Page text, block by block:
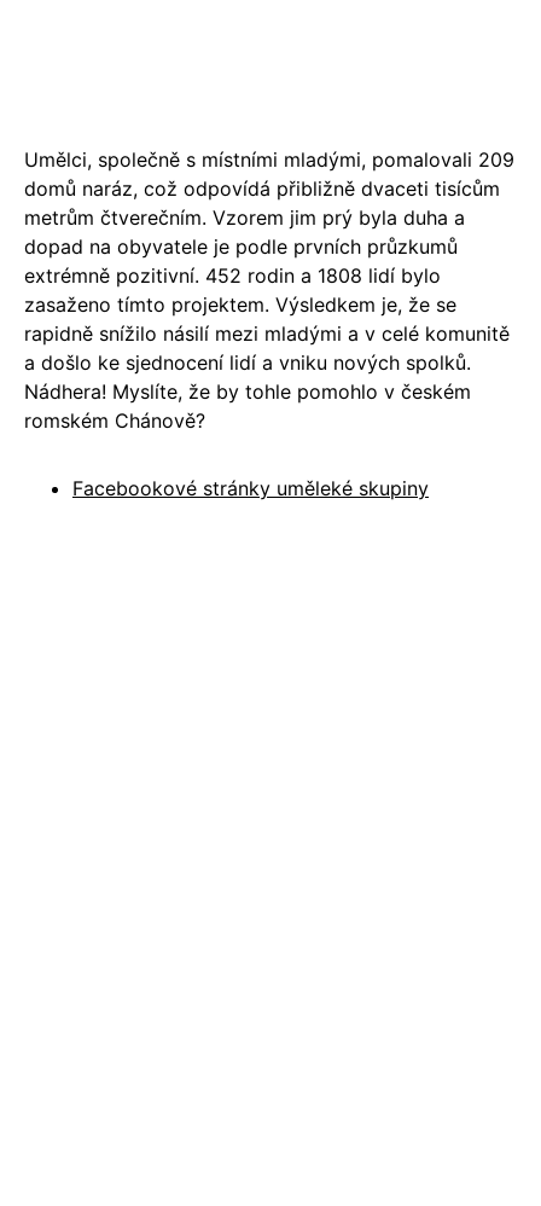
Umělci, společně s místními mladými, pomalovali 209
domů naráz, což odpovídá přibližně dvaceti tisícům
metrům čtverečním. Vzorem jim prý byla duha a
dopad na obyvatele je podle prvních průzkumů
extrémně pozitivní. 452 rodin a 1808 lidí bylo
zasaženo tímto projektem. Výsledkem je, že se
rapidně snížilo násilí mezi mladými a v celé komunitě
a došlo ke sjednocení lidí a vniku nových spolků.
Nádhera! Myslíte, že by tohle pomohlo v českém
romském Chánově?
Facebookové stránky uměleké skupiny